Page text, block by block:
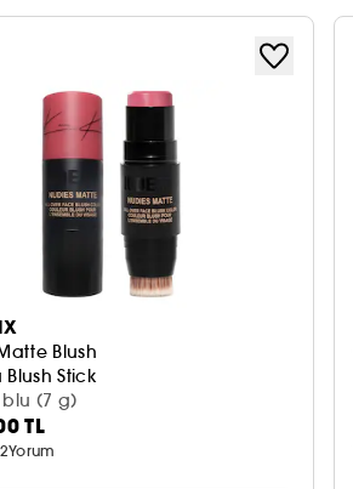
Blush
Blush Stick
(7 g)
TL
2Yorum